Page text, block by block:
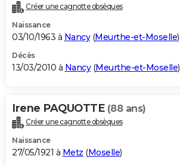
Créer une cagnotte obsèques
Naissance
03/10/1963 à Nancy(Meurthe-et-Moselle)
Décès
13/03/2010 à Nancy(Meurthe-et-Moselle)
Irene PAQUOTTE (88 ans)
Créer une cagnotte obsèques
Naissance
27/05/1921 à Metz (Moselle)